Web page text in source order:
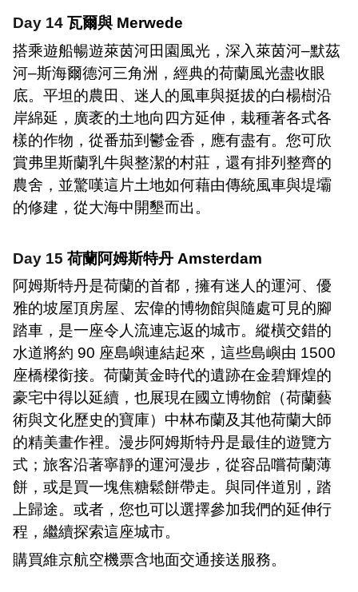
Day 14 瓦爾與 Merwede
搭乘遊船暢遊萊茵河田園風光，深入萊茵河–默茲
河–斯海爾德河三角洲，經典的荷蘭風光盡收眼
底。平坦的農田、迷人的風車與挺拔的白楊樹沿
岸綿延，廣袤的土地向四方延伸，栽種著各式各
樣的作物，從番茄到鬱金香，應有盡有。您可欣
賞弗里斯蘭乳牛與整潔的村莊，還有排列整齊的
農舍，並驚嘆這片土地如何藉由傳統風車與堤壩
的修建，從大海中開墾而出。
Day 15 荷蘭阿姆斯特丹 Amsterdam
阿姆斯特丹是荷蘭的首都，擁有迷人的運河、優
雅的坡屋頂房屋、宏偉的博物館與隨處可見的腳
踏車，是一座令人流連忘返的城市。縱橫交錯的
水道將約 90 座島嶼連結起來，這些島嶼由 1500
座橋樑銜接。荷蘭黃金時代的遺跡在金碧輝煌的
豪宅中得以延續，也展現在國立博物館（荷蘭藝
術與文化歷史的寶庫）中林布蘭及其他荷蘭大師
的精美畫作裡。漫步阿姆斯特丹是最佳的遊覽方
式；旅客沿著寧靜的運河漫步，從容品嚐荷蘭薄
餅，或是買一塊焦糖鬆餅帶走。與同伴道別，踏
上歸途。或者，您也可以選擇參加我們的延伸行
程，繼續探索這座城市。
購買維京航空機票含地面交通接送服務。